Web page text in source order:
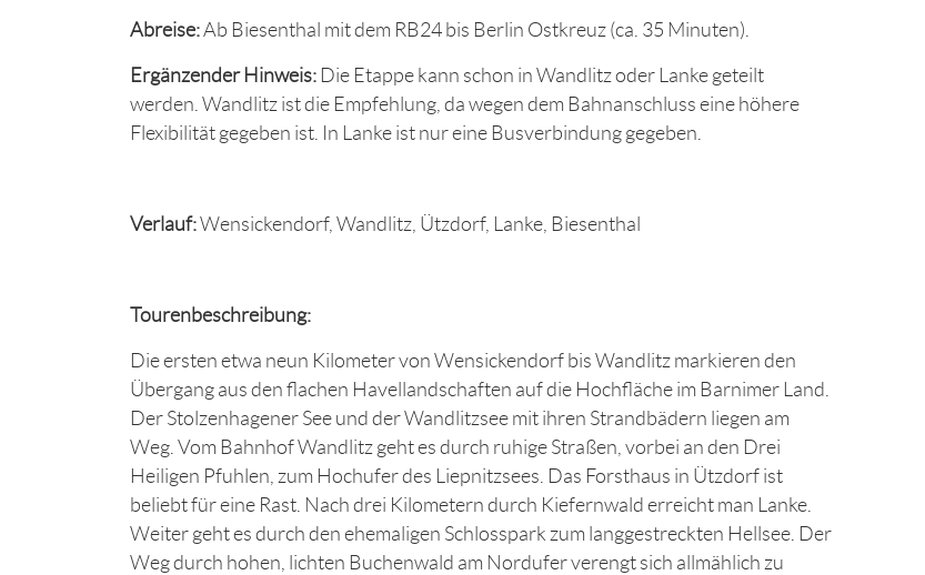
Abreise:Ab Biesenthal mit dem RB24 bis Berlin Ostkreuz (ca. 35 Minuten).
Ergänzender Hinweis: Die Etappe kann schon in Wandlitz oder Lanke geteilt
werden. Wandlitz ist die Empfehlung, da wegen dem Bahnanschluss eine höhere
Flexibilität gegeben ist. In Lanke ist nur eine Busverbindung gegeben.
Verlauf:Wensickendorf, Wandlitz, Ützdorf, Lanke, Biesenthal
Tourenbeschreibung:
Die ersten etwa neun Kilometer von Wensickendorf bis Wandlitz markieren den
Übergang aus den flachen Havellandschaften auf die Hochfläche im Barnimer Land.
Der Stolzenhagener See und der Wandlitzsee mit ihren Strandbädern liegen am
Weg. Vom Bahnhof Wandlitz geht es durch ruhige Straßen, vorbei an den Drei
Heiligen Pfuhlen, zum Hochufer des Liepnitzsees. Das Forsthaus in Ützdorf ist
beliebt für eine Rast. Nach drei Kilometern durch Kiefernwald erreicht man Lanke.
Weiter geht es durch den ehemaligen Schlosspark zum langgestreckten Hellsee. Der
Weg durch hohen, lichten Buchenwald am Nordufer verengt sich allmählich zu